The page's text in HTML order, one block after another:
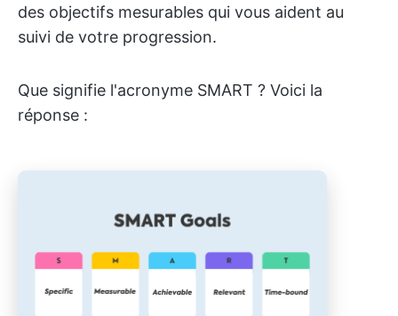
des objectifs mesurables qui vous aident au
suivi de votre progression.
Que signifie l'acronyme SMART ? Voici la
réponse :